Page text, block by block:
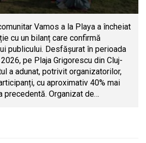
Vamos a la Playa a încheiat
cu un bilanț care confirmă
publicului. Desfășurat în perioada
pe Plaja Grigorescu din Cluj-
a adunat, potrivit organizatorilor,
cu aproximativ 40% mai
precedentă. Organizat de…